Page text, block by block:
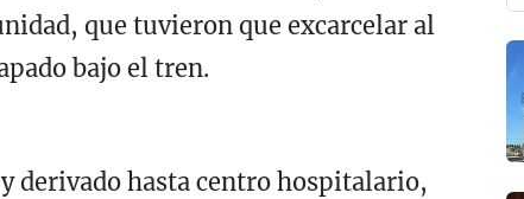
que tuvieron que excarcelar al
bajo el tren.
derivado hasta centro hospitalario,